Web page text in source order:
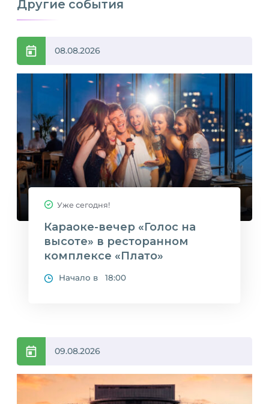
Другие события
08.08.2026
Уже сегодня!
Караоке-вечер «Голос на
высоте» в ресторанном
комплексе «Плато»
Начало в 18:00
09.08.2026